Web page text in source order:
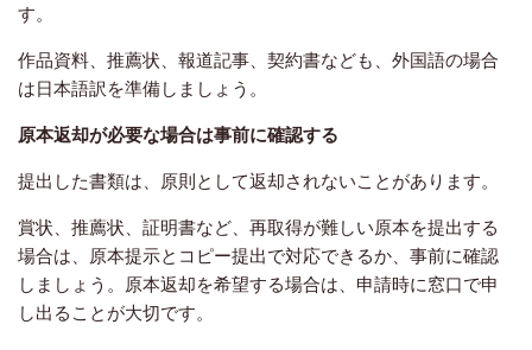
す。
作品資料、推薦状、報道記事、契約書なども、外国語の場合
は日本語訳を準備しましょう。
原本返却が必要な場合は事前に確認する
提出した書類は、原則として返却されないことがあります。
賞状、推薦状、証明書など、再取得が難しい原本を提出する
場合は、原本提示とコピー提出で対応できるか、事前に確認
しましょう。原本返却を希望する場合は、申請時に窓口で申
し出ることが大切です。